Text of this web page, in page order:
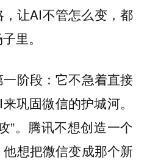
让AI不管怎么变，都
里。
阶段：它不急着直接
巩固微信的护城河。
”。腾讯不想创造一个
想把微信变成那个新